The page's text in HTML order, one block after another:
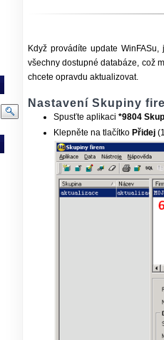
Když provádíte update
všechny dostupné databáze, což
chcete opravdu aktualizovat.
Nastavení Skupiny
Spusťte aplikaci *9804
Klepněte na tlačítkoPřidej